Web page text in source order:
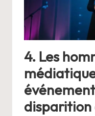
4. Les
disparition